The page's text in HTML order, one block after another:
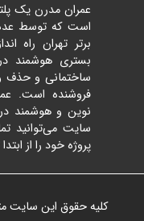
عمران مدرن یک
است که توسط
برتر تهران راه
بستری هوشمند
ساختمانی و حذف
فروشنده است.
نوین و هوشمند
سایت می‌توانید
پروژه خود را از ابتدا
کلیه حقوق این سایت